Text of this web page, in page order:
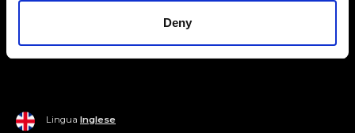
Deny
Lingua Inglese